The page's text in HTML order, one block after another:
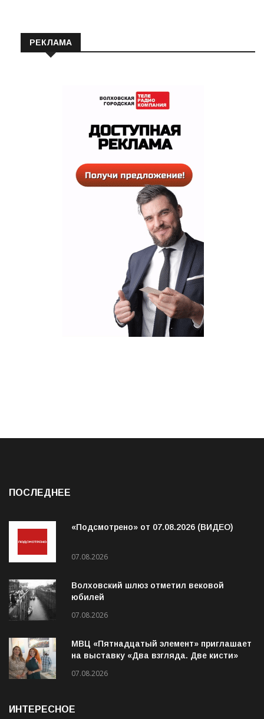
РЕКЛАМА
ПОСЛЕДНЕЕ
«Подсмотрено» от 07.08.2026 (ВИДЕО)
07.08.2026
Волховский шлюз отметил вековой
юбилей
07.08.2026
МВЦ «Пятнадцатый элемент» приглашает
на выставку «Два взгляда. Две кисти»
07.08.2026
ИНТЕРЕСНОЕ